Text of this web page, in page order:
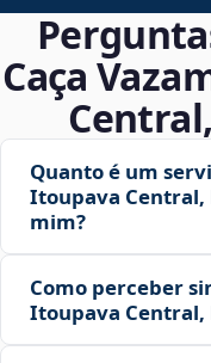
Caça
Quanto é um
Itoupava Central,
mim?
Como perceber
Itoupava Central,